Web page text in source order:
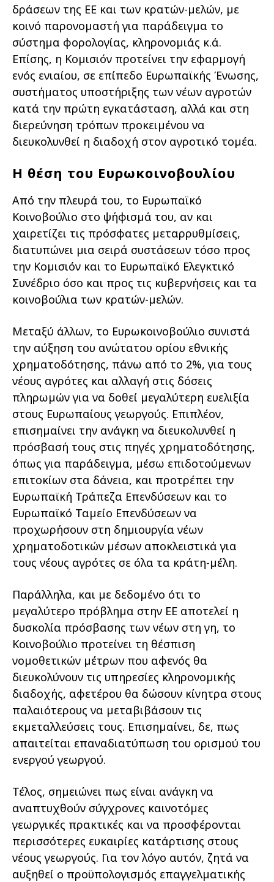
δράσεων της ΕΕ και των κρατών-µελών, µε
κοινό παρονοµαστή για παράδειγµα το
σύστηµα φορολογίας, κληρονοµιάς κ.ά.
Επίσης, η Κοµισιόν προτείνει την εφαρµογή
ενός ενιαίου, σε επίπεδο Ευρωπαϊκής Ένωσης,
συστήµατος υποστήριξης των νέων αγροτών
κατά την πρώτη εγκατάσταση, αλλά και στη
διερεύνηση τρόπων προκειµένου να
διευκολυνθεί η διαδοχή στον αγροτικό τοµέα.
Η θέση του Ευρωκοινοβουλίου
Από την πλευρά του, το Ευρωπαϊκό
Κοινοβούλιο στο ψήφισµά του, αν και
χαιρετίζει τις πρόσφατες µεταρρυθµίσεις,
διατυπώνει µια σειρά συστάσεων τόσο προς
την Κοµισιόν και το Ευρωπαϊκό Ελεγκτικό
Συνέδριο όσο και προς τις κυβερνήσεις και τα
κοινοβούλια των κρατών-µελών.
Μεταξύ άλλων, το Ευρωκοινοβούλιο συνιστά
την αύξηση του ανώτατου ορίου εθνικής
χρηµατοδότησης, πάνω από το 2%, για τους
νέους αγρότες και αλλαγή στις δόσεις
πληρωµών για να δοθεί µεγαλύτερη ευελιξία
στους Ευρωπαίους γεωργούς. Επιπλέον,
επισηµαίνει την ανάγκη να διευκολυνθεί η
πρόσβασή τους στις πηγές χρηµατοδότησης,
όπως για παράδειγµα, µέσω επιδοτούµενων
επιτοκίων στα δάνεια, και προτρέπει την
Ευρωπαϊκή Τράπεζα Επενδύσεων και το
Ευρωπαϊκό Ταµείο Επενδύσεων να
προχωρήσουν στη δηµιουργία νέων
χρηµατοδοτικών µέσων αποκλειστικά για
τους νέους αγρότες σε όλα τα κράτη-µέλη.
Παράλληλα, και µε δεδοµένο ότι το
µεγαλύτερο πρόβληµα στην ΕΕ αποτελεί η
δυσκολία πρόσβασης των νέων στη γη, το
Κοινοβούλιο προτείνει τη θέσπιση
νοµοθετικών µέτρων που αφενός θα
διευκολύνουν τις υπηρεσίες κληρονοµικής
διαδοχής, αφετέρου θα δώσουν κίνητρα στους
παλαιότερους να µεταβιβάσουν τις
εκµεταλλεύσεις τους. Επισηµαίνει, δε, πως
απαιτείται επαναδιατύπωση του ορισµού του
ενεργού γεωργού.
Τέλος, σηµειώνει πως είναι ανάγκη να
αναπτυχθούν σύγχρονες καινοτόµες
γεωργικές πρακτικές και να προσφέρονται
περισσότερες ευκαιρίες κατάρτισης στους
νέους γεωργούς. Για τον λόγο αυτόν, ζητά να
αυξηθεί ο προϋπολογισµός επαγγελµατικής